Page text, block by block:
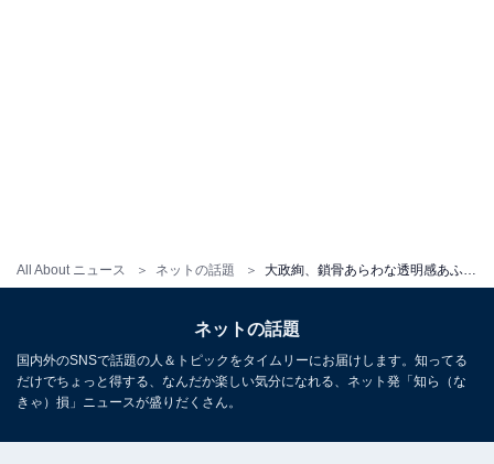
All About ニュース ネットの話題
ネットの話題
国内外のSNSで話題の人＆トピックをタイムリーにお届けします。知ってる
だけでちょっと得する、なんだか楽しい気分になれる、ネット発「知ら（な
きゃ）損」ニュースが盛りだくさん。